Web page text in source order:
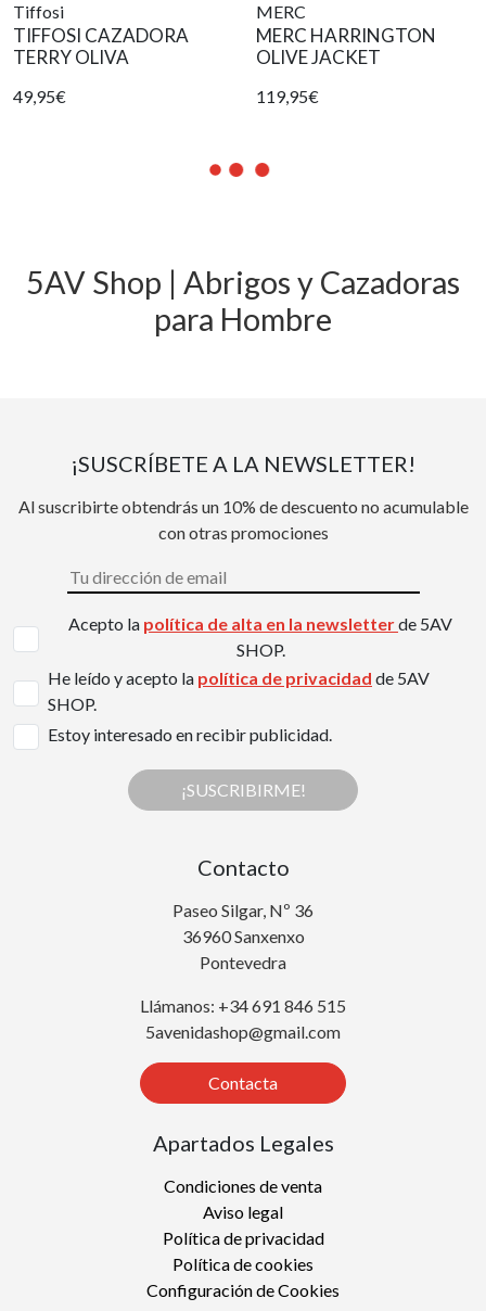
Tiffosi
TIFFOSI CAZADORA
TERRY OLIVA
49,95€
MERC
MERC HARRINGTON
OLIVE JACKET
119,95€
5AV Shop | Abrigos y Cazadoras
para Hombre
¡SUSCRÍBETE A LA NEWSLETTER!
Al suscribirte obtendrás un 10% de descuento no acumulable
con otras promociones
Acepto la política de alta en la newsletterde 5AV
SHOP.
He leído y acepto la política de privacidad de 5AV
SHOP.
Estoy interesado en recibir publicidad.
¡SUSCRIBIRME!
Contacto
Paseo Silgar, Nº 36
36960 Sanxenxo
Pontevedra
Llámanos: +34 691 846 515
5avenidashop@gmail.com
Contacta
Apartados Legales
Condiciones de venta
Aviso legal
Política de privacidad
Política de cookies
Configuración de Cookies